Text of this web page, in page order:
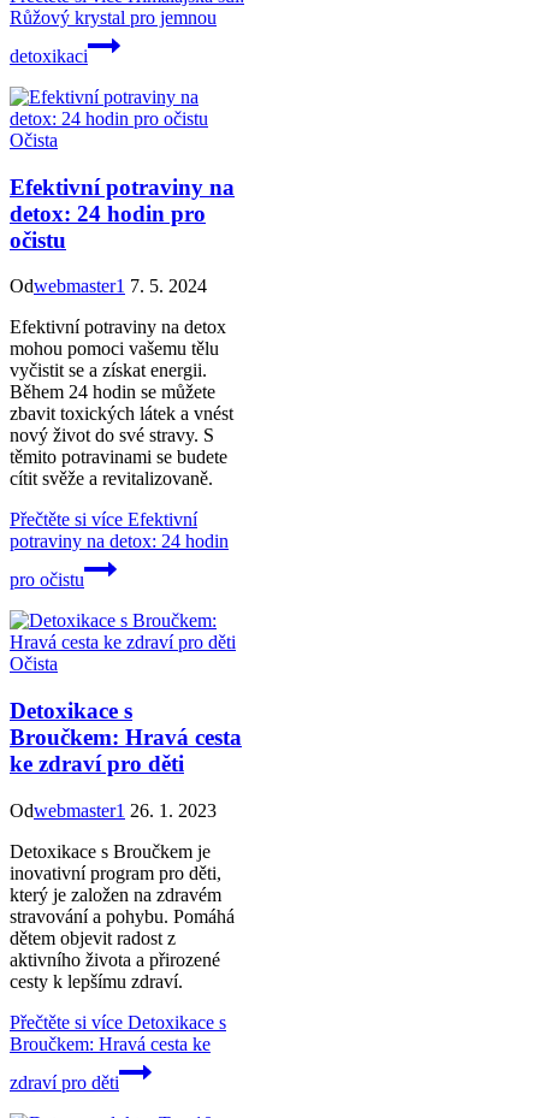
Růžový krystal pro jemnou
detoxikaci
Očista
Efektivní potraviny na
detox: 24 hodin pro
očistu
Odwebmaster1 7. 5. 2024
Efektivní potraviny na detox
mohou pomoci vašemu tělu
vyčistit se a získat energii.
Během 24 hodin se můžete
zbavit toxických látek a vnést
nový život do své stravy. S
těmito potravinami se budete
cítit svěže a revitalizovaně.
Přečtěte si více Efektivní
potraviny na detox: 24 hodin
pro očistu
Očista
Detoxikace s
Broučkem: Hravá cesta
ke zdraví pro děti
Odwebmaster1 26. 1. 2023
Detoxikace s Broučkem je
inovativní program pro děti,
který je založen na zdravém
stravování a pohybu. Pomáhá
dětem objevit radost z
aktivního života a přirozené
cesty k lepšímu zdraví.
Přečtěte si více Detoxikace s
Broučkem: Hravá cesta ke
zdraví pro děti